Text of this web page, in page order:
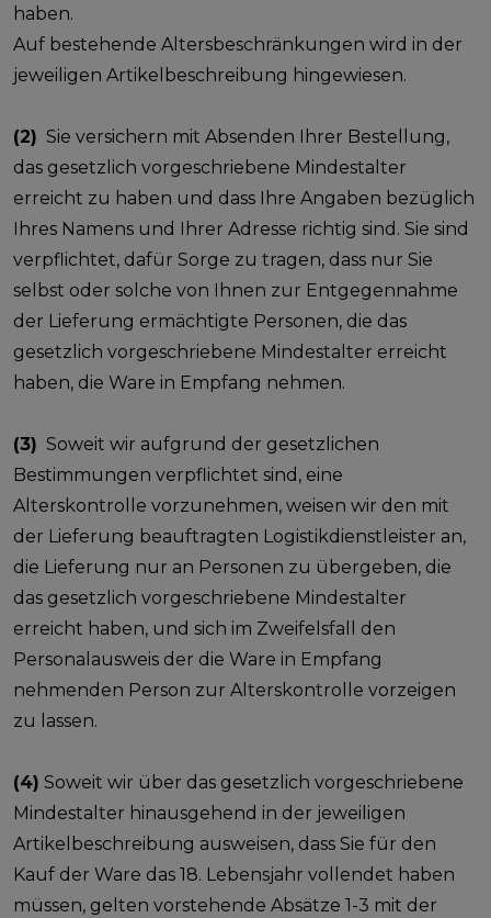
haben.
Auf bestehende Altersbeschränkungen wird in der
jeweiligen Artikelbeschreibung hingewiesen.
(2) Sie versichern mit Absenden Ihrer Bestellung,
das gesetzlich vorgeschriebene Mindestalter
erreicht zu haben und dass Ihre Angaben bezüglich
Ihres Namens und Ihrer Adresse richtig sind. Sie sind
verpflichtet, dafür Sorge zu tragen, dass nur Sie
selbst oder solche von Ihnen zur Entgegennahme
der Lieferung ermächtigte Personen, die das
gesetzlich vorgeschriebene Mindestalter erreicht
haben, die Ware in Empfang nehmen.
(3) Soweit wir aufgrund der gesetzlichen
Bestimmungen verpflichtet sind, eine
Alterskontrolle vorzunehmen, weisen wir den mit
der Lieferung beauftragten Logistikdienstleister an,
die Lieferung nur an Personen zu übergeben, die
das gesetzlich vorgeschriebene Mindestalter
erreicht haben, und sich im Zweifelsfall den
Personalausweis der die Ware in Empfang
nehmenden Person zur Alterskontrolle vorzeigen
zu lassen.
(4) Soweit wir über das gesetzlich vorgeschriebene
Mindestalter hinausgehend in der jeweiligen
Artikelbeschreibung ausweisen, dass Sie für den
Kauf der Ware das 18. Lebensjahr vollendet haben
müssen, gelten vorstehende Absätze 1-3 mit der